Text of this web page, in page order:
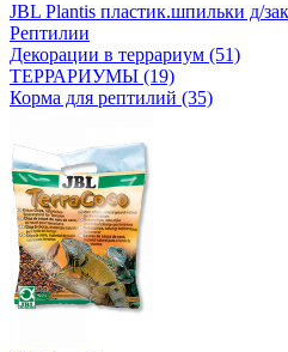
JBL Plantis пластик.шпильки д/
Рептилии
Декорации в террариум (51)
ТЕРРАРИУМЫ (19)
Корма для рептилий (35)